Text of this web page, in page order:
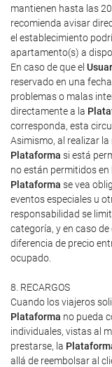
mantienen hasta las
recomienda avisar
el establecimiento
apartamento(s) a
En caso de que el
reservado en una
problemas o malas
directamente a la
corresponda, esta
Asimismo, al realizar la
Plataforma si está
no están permitidos
Plataforma se vea
eventos especiales u
responsabilidad se
categoría, y en caso
diferencia de precio
ocupado.
8. RECARGOS
Cuando los viajeros
Plataforma no pueda
individuales, vistas al
prestarse, la
allá de reembolsar al